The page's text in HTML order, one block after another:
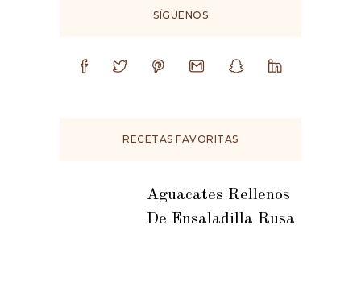
SÍGUENOS
RECETAS FAVORITAS
Aguacates Rellenos
De Ensaladilla Rusa